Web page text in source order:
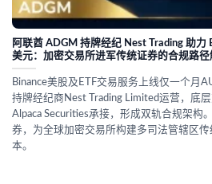
阿联酋 ADGM 持牌经纪 Nest Trading 助力
美元：加密交易所进军传统证券的合规路径
Binance美股及ETF交易服务上线仅一个月
持牌经纪商Nest Trading Limited运营，底
Alpaca Securities承接，形成双轨合规架构
券，为全球加密交易所构建多司法管辖区
本。